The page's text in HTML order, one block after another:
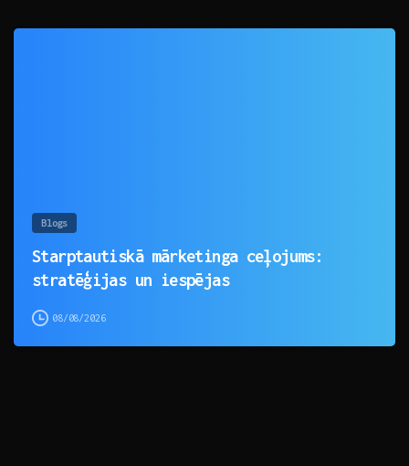
Blogs
Starptautiskā mārketinga ceļojums:
stratēģijas un iespējas
08/08/2026